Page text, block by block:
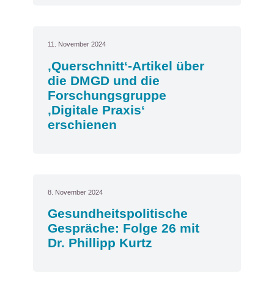
11. November 2024
‚Querschnitt‘-Artikel über
die DMGD und die
Forschungsgruppe
‚Digitale Praxis‘
erschienen
8. November 2024
Gesundheitspolitische
Gespräche: Folge 26 mit
Dr. Phillipp Kurtz